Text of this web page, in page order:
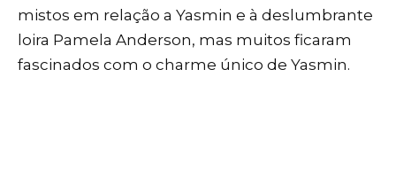
mistos em relação a Yasmin e à deslumbrante
loira Pamela Anderson, mas muitos ficaram
fascinados com o charme único de Yasmin.